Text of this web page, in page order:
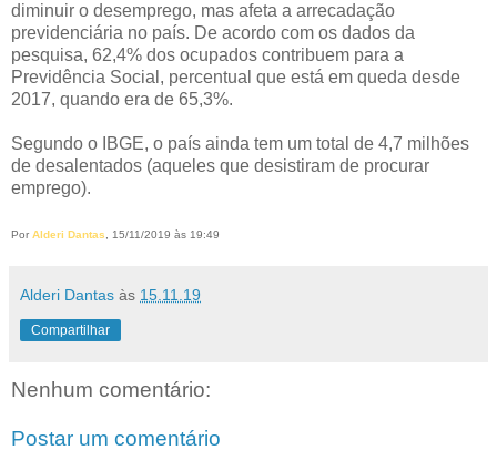
diminuir o desemprego, mas afeta a arrecadação
previdenciária no país. De acordo com os dados da
pesquisa, 62,4% dos ocupados contribuem para a
Previdência Social, percentual que está em queda desde
2017, quando era de 65,3%.
Segundo o IBGE, o país ainda tem um total de 4,7 milhões
de desalentados (aqueles que desistiram de procurar
emprego).
Por Alderi Dantas, 15/11/2019 às 19:49
Alderi Dantas às 15.11.19
Compartilhar
Nenhum comentário:
Postar um comentário